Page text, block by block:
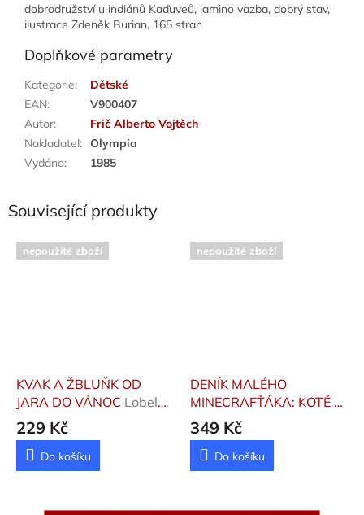
dobrodružství u indiánů Kaďuveů, lamino vazba, dobrý stav,
ilustrace Zdeněk Burian, 165 stran
Doplňkové parametry
Kategorie:
Dětské
EAN:
V900407
Autor:
Frič Alberto Vojtěch
Nakladatel: Olympia
Vydáno: 1985
Související produkty
nepoužité zboží
KVAK A ŽBLUŇK OD
JARA DO VÁNOC Lobel
Arnold
229 Kč
Do košíku
nepoužité zboží
DENÍK MALÉHO
MINECRAFŤÁKA: KOTĚ Z
PODSVĚTÍ 2
349 Kč
Do košíku